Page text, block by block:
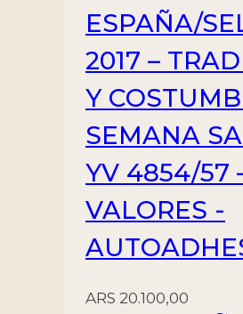
ESPAÑA/
2017 –
Y
SEMANA
YV 4854/57
VALORES -
ARS 20.100,00